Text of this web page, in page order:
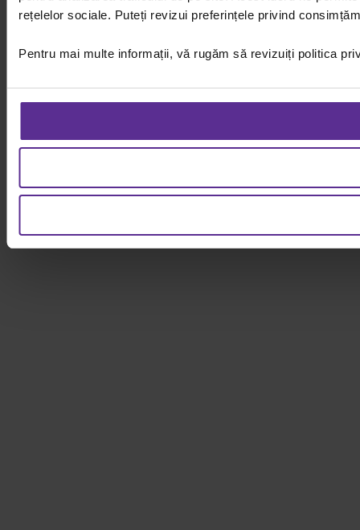
rețelelor sociale. Puteți revizui preferințele privind
Pentru mai multe informații, vă rugăm să revizuiți politica